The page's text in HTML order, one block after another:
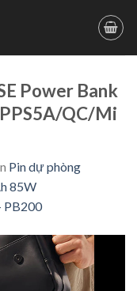
Power Bank
QC/Mi
Pin dự phòng
85W
PB200